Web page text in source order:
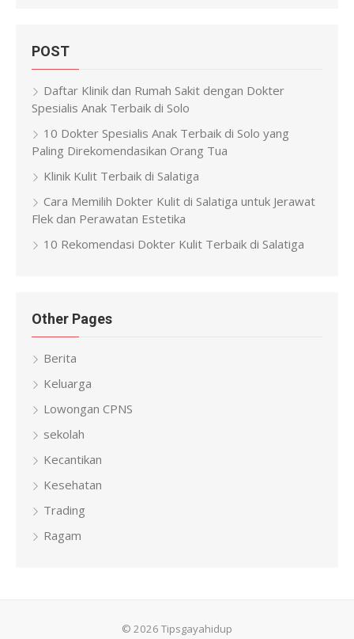
POST
Daftar Klinik dan Rumah Sakit dengan Dokter
Spesialis Anak Terbaik di Solo
10 Dokter Spesialis Anak Terbaik di Solo yang
Paling Direkomendasikan Orang Tua
Klinik Kulit Terbaik di Salatiga
Cara Memilih Dokter Kulit di Salatiga untuk Jerawat
Flek dan Perawatan Estetika
10 Rekomendasi Dokter Kulit Terbaik di Salatiga
Other Pages
Berita
Keluarga
Lowongan CPNS
sekolah
Kecantikan
Kesehatan
Trading
Ragam
© 2026 Tipsgayahidup